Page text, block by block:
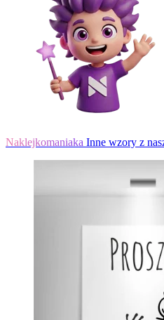
Naklejkomaniaka Inne wzory z